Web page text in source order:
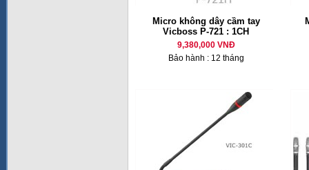
Micro không dây cầm tay
Vicboss P-721 : 1CH
9,380,000 VNĐ
Bảo hành : 12 tháng